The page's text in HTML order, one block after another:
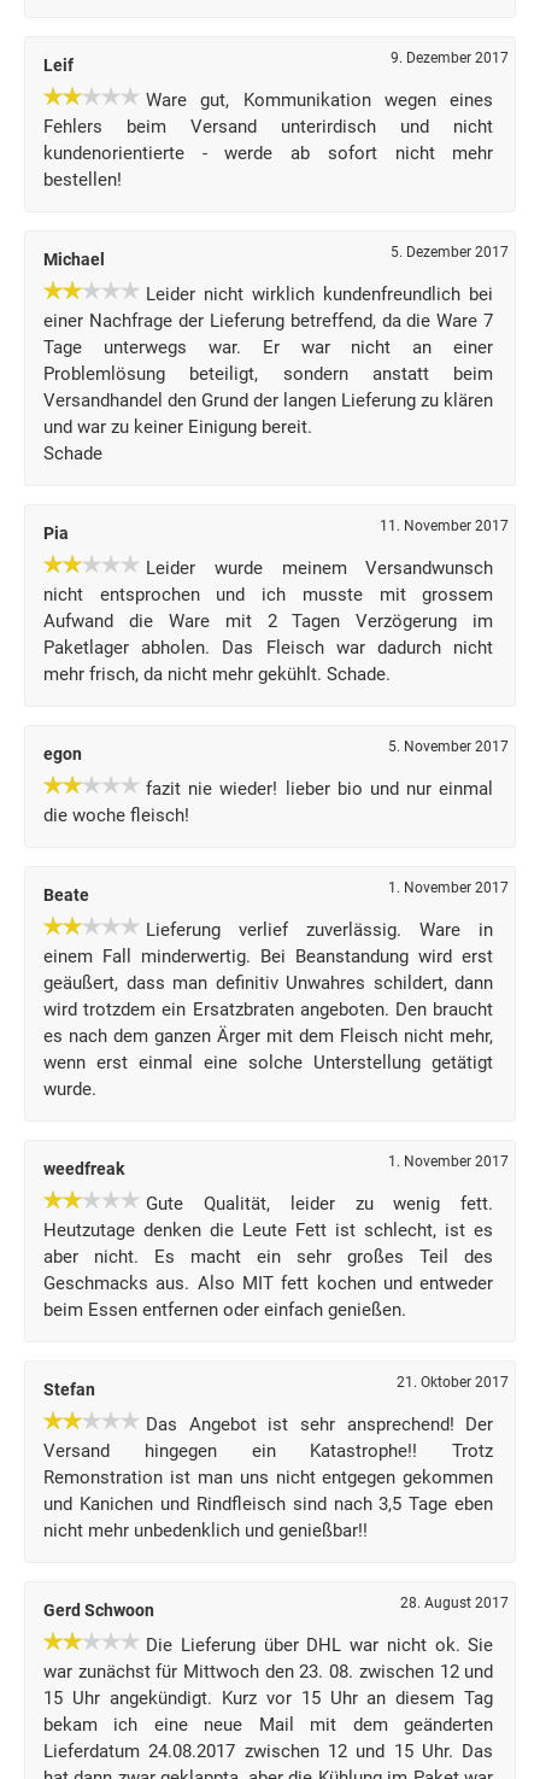
Leif 9. Dezember 2017
Ware gut, Kommunikation wegen eines
Fehlers beim Versand unterirdisch und nicht
kundenorientierte - werde ab sofort nicht mehr
bestellen!
Michael 5. Dezember 2017
Leider nicht wirklich kundenfreundlich bei
einer Nachfrage der Lieferung betreffend, da die Ware 7
Tage unterwegs war. Er war nicht an einer
Problemlösung beteiligt, sondern anstatt beim
Versandhandel den Grund der langen Lieferung zu klären
und war zu keiner Einigung bereit.
Schade
Pia 11. November 2017
Leider wurde meinem Versandwunsch
nicht entsprochen und ich musste mit grossem
Aufwand die Ware mit 2 Tagen Verzögerung im
Paketlager abholen. Das Fleisch war dadurch nicht
mehr frisch, da nicht mehr gekühlt. Schade.
egon 5. November 2017
fazit nie wieder! lieber bio und nur einmal
die woche fleisch!
Beate 1. November 2017
Lieferung verlief zuverlässig. Ware in
einem Fall minderwertig. Bei Beanstandung wird erst
geäußert, dass man definitiv Unwahres schildert, dann
wird trotzdem ein Ersatzbraten angeboten. Den braucht
es nach dem ganzen Ärger mit dem Fleisch nicht mehr,
wenn erst einmal eine solche Unterstellung getätigt
wurde.
weedfreak 1. November 2017
Gute Qualität, leider zu wenig fett.
Heutzutage denken die Leute Fett ist schlecht, ist es
aber nicht. Es macht ein sehr großes Teil des
Geschmacks aus. Also MIT fett kochen und entweder
beim Essen entfernen oder einfach genießen.
Stefan 21. Oktober 2017
Das Angebot ist sehr ansprechend! Der
Versand hingegen ein Katastrophe!! Trotz
Remonstration ist man uns nicht entgegen gekommen
und Kanichen und Rindfleisch sind nach 3,5 Tage eben
nicht mehr unbedenklich und genießbar!!
Gerd Schwoon 28. August 2017
Die Lieferung über DHL war nicht ok. Sie
war zunächst für Mittwoch den 23. 08. zwischen 12 und
15 Uhr angekündigt. Kurz vor 15 Uhr an diesem Tag
bekam ich eine neue Mail mit dem geänderten
Lieferdatum 24.08.2017 zwischen 12 und 15 Uhr. Das